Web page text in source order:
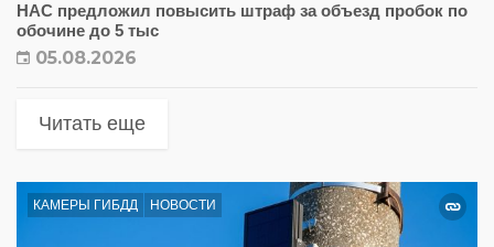
НАС предложил повысить штраф за объезд пробок по
обочине до 5 тыс
05.08.2026
Читать еще
КАМЕРЫ ГИБДД НОВОСТИ